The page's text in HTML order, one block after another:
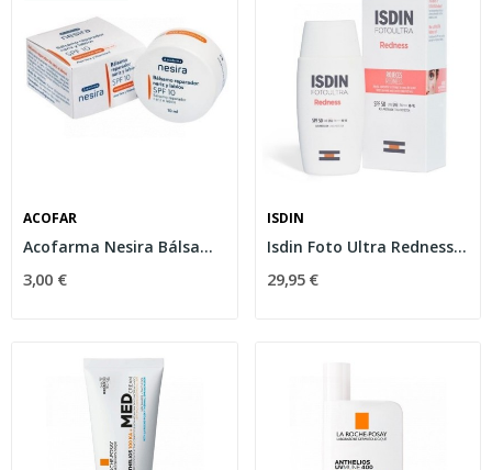
ACOFAR
Acofarma Nesira Bálsamo Reparador Nariz y...
3,00 €
ISDIN
Isdin Foto Ultra Redness SPF-50 50ml
29,95 €